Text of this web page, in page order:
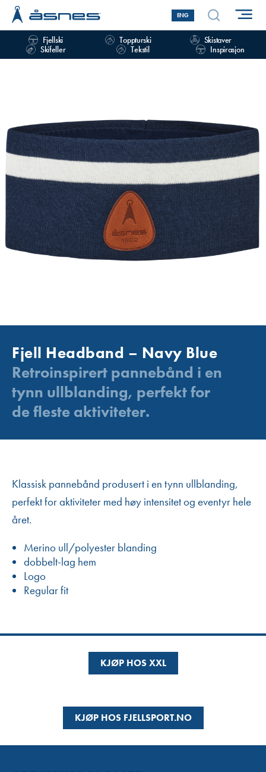
ENG
Fjellski Toppturski
Skistaver
Skifeller
Tekstil Inspirasjon
Fjell Headband – Navy Blue
Retroinspirert pannebånd i en
tynn ullblanding, perfekt for
de fleste aktiviteter.
Klassisk pannebånd produsert i en tynn ullblanding,
perfekt for aktiviteter med høy intensitet og eventyr hele
året.
Merino ull/polyester blanding
dobbelt-lag hem
Logo
Regular fit
KJØP HOS XXL
KJØP HOS FJELLSPORT.NO